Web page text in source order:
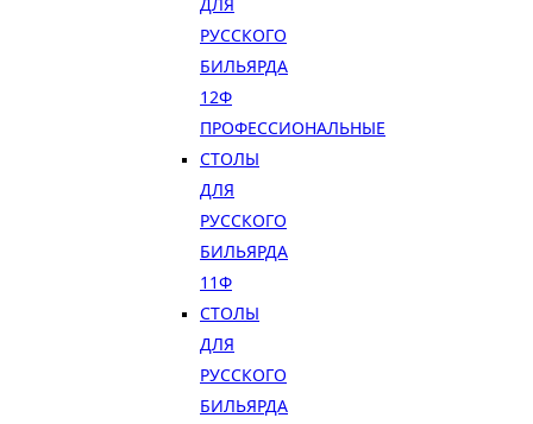
РУССКОГО
БИЛЬЯРДА
12Ф
ПРОФЕССИОНАЛЬНЫЕ
СТОЛЫ
ДЛЯ
РУССКОГО
БИЛЬЯРДА
11Ф
СТОЛЫ
ДЛЯ
РУССКОГО
БИЛЬЯРДА